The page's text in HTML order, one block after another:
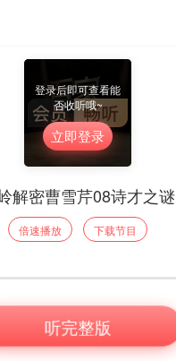
登录后即可查看能
否收听哦~
立即登录
解密曹雪芹08诗才之谜
倍速播放 下载节目
听完整版